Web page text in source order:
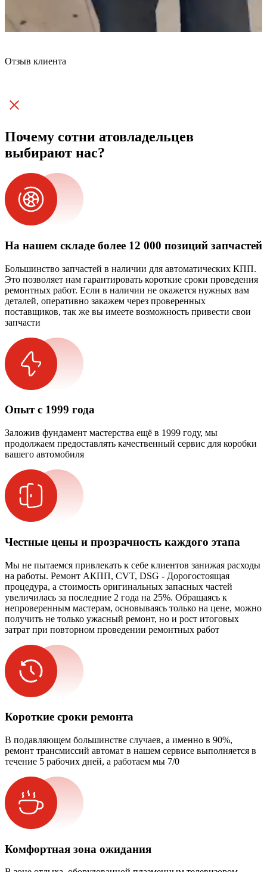
Отзыв клиента
Почему сотни атовладельцев
выбирают нас?
На нашем складе более 12 000 позиций запчастей
Большинство запчастей в наличии для автоматических КПП.
Это позволяет нам гарантировать короткие сроки проведения
ремонтных работ. Если в наличии не окажется нужных вам
деталей, оперативно закажем через проверенных
поставщиков, так же вы имеете возможность привести свои
запчасти
Опыт с 1999 года
Заложив фундамент мастерства ещё в 1999 году, мы
продолжаем предоставлять качественный сервис для коробки
вашего автомобиля
Честные цены и прозрачность каждого этапа
Мы не пытаемся привлекать к себе клиентов занижая расходы
на работы. Ремонт АКПП, CVT, DSG - Дорогостоящая
процедура, а стоимость оригинальных запасных частей
увеличилась за последние 2 года на 25%. Обращаясь к
непроверенным мастерам, основываясь только на цене, можно
получить не только ужасный ремонт, но и рост итоговых
затрат при повторном проведении ремонтных работ
Короткие сроки ремонта
В подавляющем большинстве случаев, а именно в 90%,
ремонт трансмиссий автомат в нашем сервисе выполняется в
течение 5 рабочих дней, а работаем мы 7/0
Комфортная зона ожидания